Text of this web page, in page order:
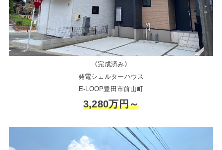
《完成済み》
発電シェルターハウス
E-LOOP豊田市前山町
3,280万円～